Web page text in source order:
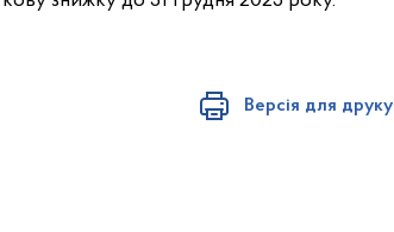
Версія для друку